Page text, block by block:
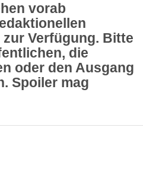
vorab
Verfügung. Bitte
die
oder den Ausgang
Spoiler mag